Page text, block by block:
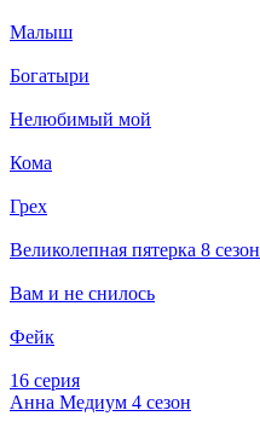
Малыш
Богатыри
Нелюбимый мой
Кома
Грех
Великолепная пятерка 8 сезон
Вам и не снилось
Фейк
16 серия
Анна Медиум 4 сезон